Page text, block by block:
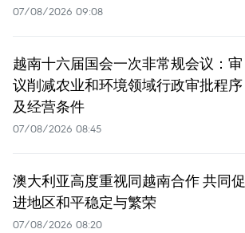
07/08/2026 09:08
越南十六届国会一次非常规会议：审
议削减农业和环境领域行政审批程序
及经营条件
07/08/2026 08:45
澳大利亚高度重视同越南合作 共同促
进地区和平稳定与繁荣
07/08/2026 08:20